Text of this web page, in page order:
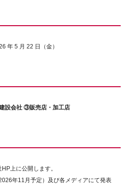
年 5 月 22 日（金）
設会社 ③販売店・加工店
上に公開します。
年11月予定）及び各メディアにて発表